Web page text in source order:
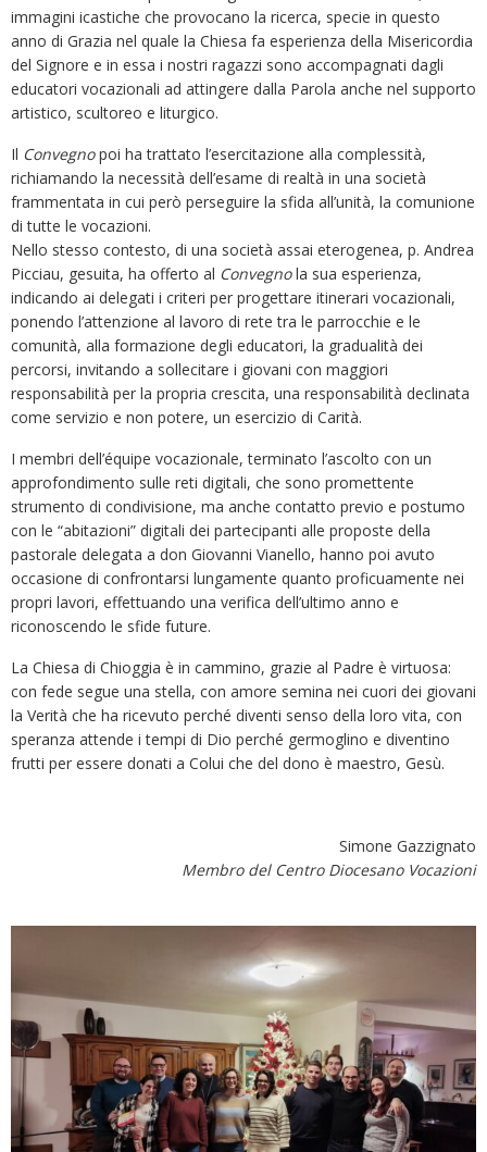
immagini icastiche che provocano la ricerca, specie in questo
anno di Grazia nel quale la Chiesa fa esperienza della Misericordia
del Signore e in essa i nostri ragazzi sono accompagnati dagli
educatori vocazionali ad attingere dalla Parola anche nel supporto
artistico, scultoreo e liturgico.
Il Convegnopoi ha trattato l’esercitazione alla complessità,
richiamando la necessità dell’esame di realtà in una società
frammentata in cui però perseguire la sfida all’unità, la comunione
di tutte le vocazioni.
Nello stesso contesto, di una società assai eterogenea, p. Andrea
Picciau, gesuita, ha offerto al Convegnola sua esperienza,
indicando ai delegati i criteri per progettare itinerari vocazionali,
ponendo l’attenzione al lavoro di rete tra le parrocchie e le
comunità, alla formazione degli educatori, la gradualità dei
percorsi, invitando a sollecitare i giovani con maggiori
responsabilità per la propria crescita, una responsabilità declinata
come servizio e non potere, un esercizio di Carità.
I membri dell’équipe vocazionale, terminato l’ascolto con un
approfondimento sulle reti digitali, che sono promettente
strumento di condivisione, ma anche contatto previo e postumo
con le “abitazioni” digitali dei partecipanti alle proposte della
pastorale delegata a don Giovanni Vianello, hanno poi avuto
occasione di confrontarsi lungamente quanto proficuamente nei
propri lavori, effettuando una verifica dell’ultimo anno e
riconoscendo le sfide future.
La Chiesa di Chioggia è in cammino, grazie al Padre è virtuosa:
con fede segue una stella, con amore semina nei cuori dei giovani
la Verità che ha ricevuto perché diventi senso della loro vita, con
speranza attende i tempi di Dio perché germoglino e diventino
frutti per essere donati a Colui che del dono è maestro, Gesù.
Simone Gazzignato
Membro del Centro Diocesano Vocazioni